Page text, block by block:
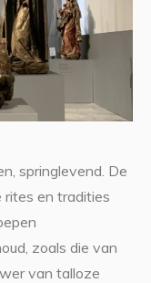
springlevend. De
rites en tradities
zoals die van
van talloze